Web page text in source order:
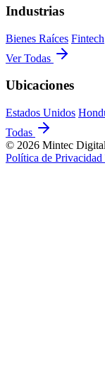
Industrias
Bienes Raíces Fintech
Ver Todas
Ubicaciones
Estados Unidos
Todas
© 2026 Mintec Digital
Política de Privacidad